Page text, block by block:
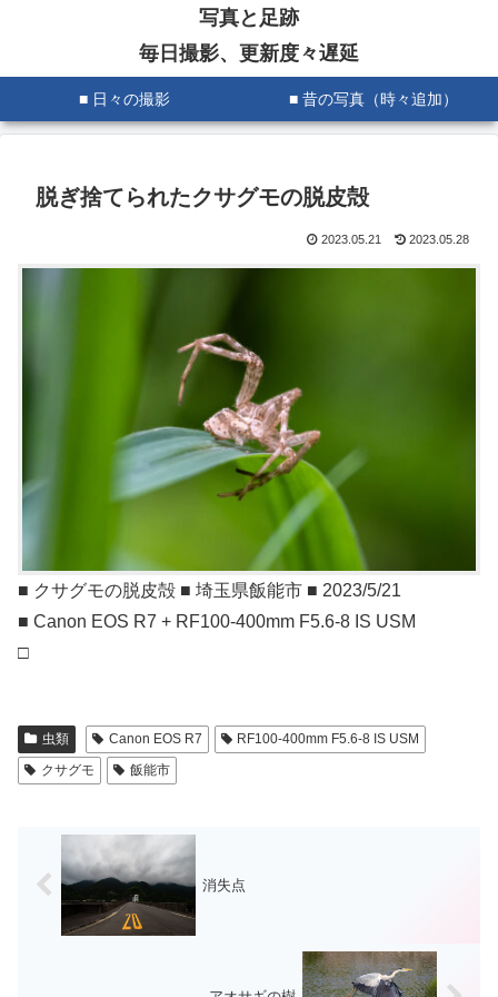
写真と足跡
毎日撮影、更新度々遅延
■ 日々の撮影 ■ 昔の写真（時々追加）
脱ぎ捨てられたクサグモの脱皮殻
2023.05.21 2023.05.28
■ クサグモの脱皮殻 ■ 埼玉県飯能市 ■ 2023/5/21
■ Canon EOS R7 + RF100-400mm F5.6-8 IS USM
□
虫類 Canon EOS R7
RF100-400mm F5.6-8 IS USM
クサグモ
飯能市
消失点